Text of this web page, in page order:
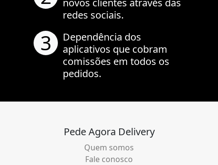
novos clientes através das
redes sociais.
3
Dependência dos
aplicativos que cobram
comissões em todos os
pedidos.
Pede Agora Delivery
Quem somos
Fale conosco